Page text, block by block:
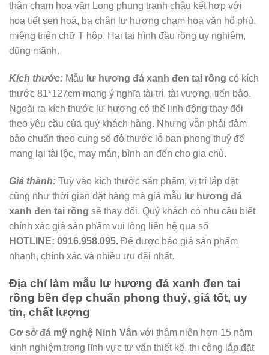
thân chạm hoa văn Long phụng tranh châu kết hợp với
hoạ tiết sen hoá, ba chân lư hương chạm hoa văn hổ phù,
miệng triện chữ T hộp. Hai tai hình đầu rồng uy nghiêm,
dũng mãnh.
Kích thước: Mẫu lư hương đá xanh đen tai rồng có kích
thước 81*127cm mang ý nghĩa tài trí, tài vượng, tiến bảo.
Ngoài ra kích thước lư hương có thể linh động thay đổi
theo yêu cầu của quý khách hàng. Nhưng vẫn phải đảm
bảo chuẩn theo cung số đỏ thước lỗ ban phong thuỷ để
mang lại tài lộc, may mắn, bình an đến cho gia chủ.
Giá thành: Tuỳ vào kích thước sản phẩm, vị trí lắp đặt
cũng như thời gian đặt hàng mà giá mẫu lư hương đá
xanh đen tai rồng sẽ thay đổi. Quý khách có nhu cầu biết
chính xác giá sản phẩm vui lòng liên hệ qua số
HOTLINE: 0916.958.095. Để được báo giá sản phẩm
nhanh, chính xác và nhiều ưu đãi nhất.
Địa chỉ làm mẫu lư hương đá xanh đen tai
rồng bền đẹp chuẩn phong thuỷ, giá tốt, uy
tín, chất lượng
Cơ sở đá mỹ nghệ Ninh Vân với thâm niên hơn 15 năm
kinh nghiệm trong lĩnh vực tư vấn thiết kế, thi công lắp đặt